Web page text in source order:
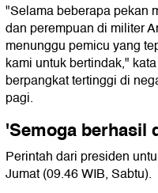
"Selama beberapa pekan
dan perempuan di militer
menunggu pemicu yang
kami untuk bertindak,"
berpangkat tertinggi di
pagi.
'Semoga berhasil
Perintah dari presiden
Jumat (09.46 WIB, Sabtu).